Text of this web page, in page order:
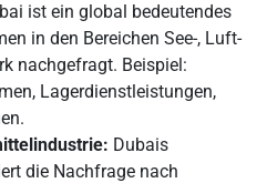
ist ein global bedeutendes
in den Bereichen See-, Luft-
nachgefragt. Beispiel:
Lagerdienstleistungen,
Dubais
die Nachfrage nach